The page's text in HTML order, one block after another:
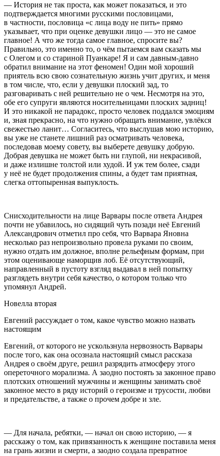
— История не так проста, как может показаться, и это
подтверждается многими русскими пословицами,
в частности, пословица «с лица воду не пить» прямо
указывает, что при оценке девушки лицо — это не самое
главное! А что же тогда самое главное, спросите вы?
Правильно, это именно то, о чём пытаемся вам сказать мы
с Олегом и со стариной Пуанкаре! Я и сам давным-давно
обратил внимание на этот феномен! Один мой хороший
приятель всю свою сознательную жизнь учит других, и меня
в том числе, что, если у девушки плоский зад, то
разговаривать с ней решительно не о чем. Несмотря на это,
обе его супруги являются носительницами плоских задниц!
И это никакой не парадокс, просто человек поддался эмоциям
и, зная прекрасно, на что нужно обращать внимание, увлёкся
свежестью ланит… Согласитесь, что выслушав мою историю,
вы уже не станете лишний раз осматривать человека,
последовав моему совету, вы выберете девушку добрую.
Добрая девушка не может быть ни глупой, ни некрасивой,
и даже излишне толстой или худой. И уж тем более, сзади
у неё не будет продолжения спины, а будет там приятная,
слегка оттопыренная выпуклость.
Снисходительности на лице Варвары после ответа Андрея
почти не убавилось, но сидящий чуть позади неё Евгений
Александрович отметил про себя, что Варвара Яновна
несколько раз непроизвольно провела руками по своим,
нужно отдать им должное, вполне рельефным формам, при
этом оценивающе наморщив лоб. Её отсутствующий,
направленный в пустоту взгляд выдавал в ней попытку
разглядеть внутри себя качество, о котором только что
упомянул Андрей.
Новелла вторая
Евгений рассуждает о том, какое чувство можно назвать
настоящим
Евгений, от которого не ускользнула нервозность Варвары
после того, как она осознала настоящий смысл рассказа
Андрея о своём друге, решил разрядить атмосферу этого
опереточного морализма. А заодно постоять за законное право
плотских отношений мужчины и женщины занимать своё
законное место в ряду историй о героизме и трусости, любви
и предательстве, а также о прочем добре и зле.
— Для начала, ребятки, — начал он свою историю, — я
расскажу о том, как привязанность к женщине поставила меня
на грань жизни и смерти, а заодно создала превратное